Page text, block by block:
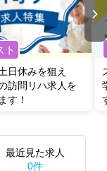
ト
日休みを狙え
訪問リハ求人を
す！
最近見た求人
0件